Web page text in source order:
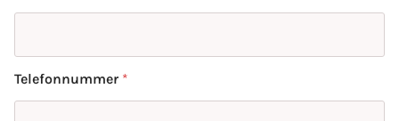
Telefonnummer *